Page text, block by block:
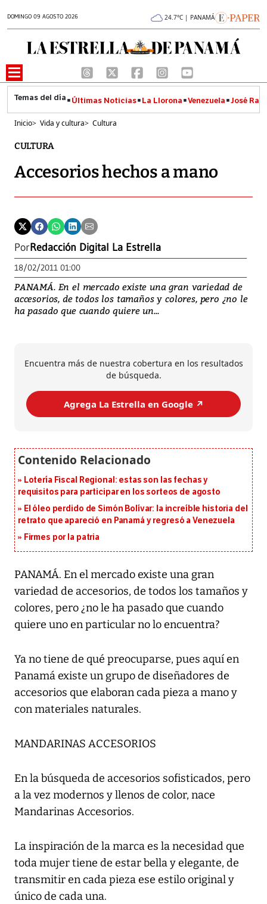
DOMINGO 09 AGOSTO 2026 24.7°C | PANAMÁ
Últimas Noticias La Llorona Venezuela José
Inicio> Vida y cultura> Cultura
CULTURA
Accesorios hechos a mano
PorRedacción Digital La Estrella
18/02/2011 01:00
PANAMÁ. En el mercado existe una gran variedad de
accesorios, de todos los tamaños y colores, pero ¿no le
ha pasado que cuando quiere un...
Encuentra más de nuestra cobertura en los resultados
de búsqueda.
Agrega La Estrella en Google ↗️
Lotería Fiscal Regional: estas son las fechas y
requisitos para participar en los sorteos de agosto
El óleo perdido de Simón Bolívar: la increíble historia del
retrato que apareció en Panamá y regresó a Venezuela
Firmes por la patria
PANAMÁ. En el mercado existe una gran
variedad de accesorios, de todos los tamaños y
colores, pero ¿no le ha pasado que cuando
quiere uno en particular no lo encuentra?
Ya no tiene de qué preocuparse, pues aquí en
Panamá existe un grupo de diseñadores de
accesorios que elaboran cada pieza a mano y
con materiales naturales.
MANDARINAS ACCESORIOS
En la búsqueda de accesorios sofisticados, pero
a la vez modernos y llenos de color, nace
Mandarinas Accesorios.
La inspiración de la marca es la necesidad que
toda mujer tiene de estar bella y elegante, de
transmitir en cada pieza ese estilo original y
único de cada una.